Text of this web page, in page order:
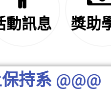
動訊息 獎助
保持系